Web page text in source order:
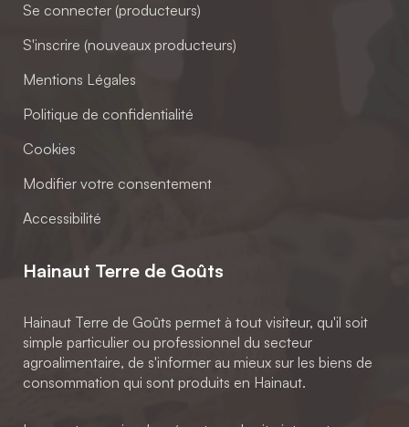
Se connecter (producteurs)
S'inscrire (nouveaux producteurs)
Mentions Légales
Politique de confidentialité
Cookies
Modifier votre consentement
Accessibilité
Hainaut Terre de Goûts
Hainaut Terre de Goûts permet à tout visiteur, qu'il soit
simple particulier ou professionnel du secteur
agroalimentaire, de s'informer au mieux sur les biens de
consommation qui sont produits en Hainaut.